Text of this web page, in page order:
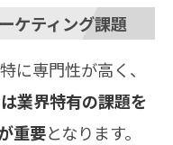
ケティング課題
に専門性が高く、
業界特有の課題を
重要となります。